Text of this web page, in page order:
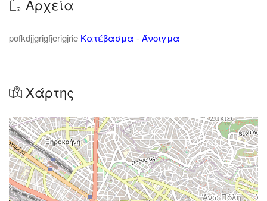
Αρχεία
pofkdjjgrigfjerigjrie Κατέβασμα -Άνοιγμα
Χάρτης